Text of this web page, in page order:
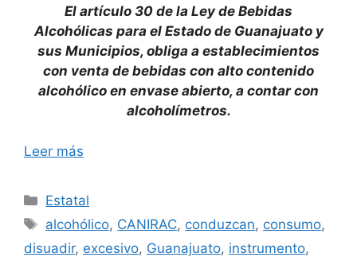
El artículo 30 de la Ley de Bebidas
Alcohólicas para el Estado de Guanajuato y
sus Municipios, obliga a establecimientos
con venta de bebidas con alto contenido
alcohólico en envase abierto, a contar con
alcoholímetros.
Leer más
Categorías
Estatal
Etiquetas
alcohólico, CANIRAC, conduzcan, consumo,
disuadir, excesivo, Guanajuato, instrumento,